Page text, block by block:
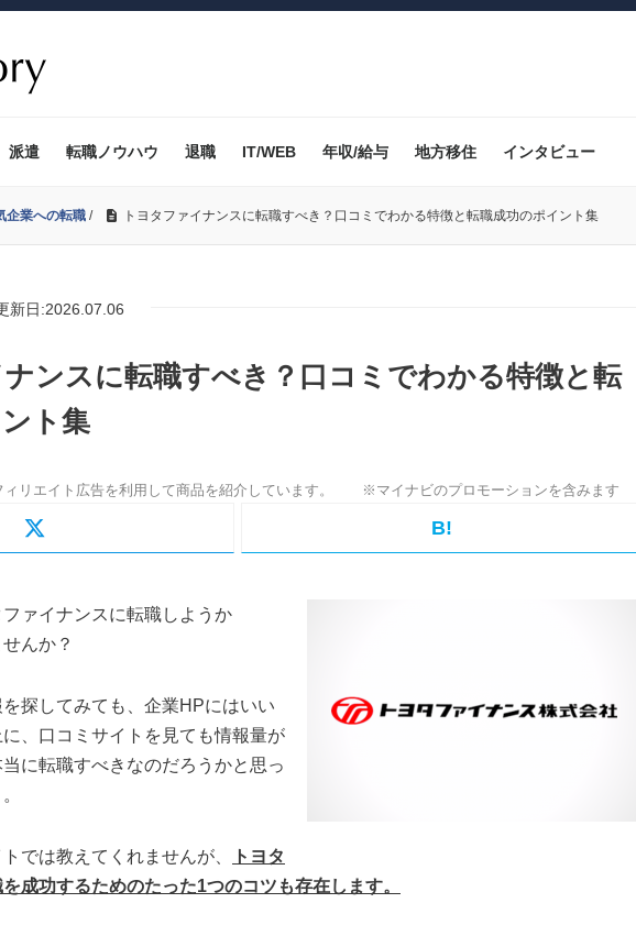
派遣 転職ノウハウ 退職 IT/WEB 年収/給与 地方移住 インタビュー
企業への転職 / トヨタファイナンスに転職すべき？口コミでわかる特徴と転職成功のポイント集
新日:2026.07.06
ナンスに転職すべき？口コミでわかる特徴と転
ト集
B!
ファイナンスに転職しようか
んか？
探してみても、企業HPにはいい
、口コミサイトを見ても情報量が
に転職すべきなのだろうかと思っ
では教えてくれませんが、
トヨタ
成功するためのたった1つのコツも存在します。